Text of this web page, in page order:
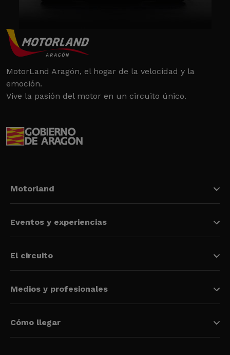
MotorLand Aragón, el hogar de la velocidad y la
emoción.
Vive la pasión del motor en un circuito único.
Motorland
Eventos y experiencias
El circuito
Medios y profesionales
Cómo llegar